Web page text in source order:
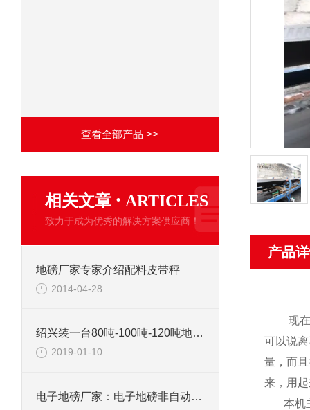
查看全部产品 >>
相关文章 · ARTICLES
致力于成为优秀的解决方案供应商！
地磅厂家专家介绍配料皮带秤
2014-04-28
绍兴装一台80吨-100吨-120吨地磅多少钱？出租是多少钱一年
2019-01-10
电子地磅厂家：电子地磅非自动电子的特点
产品
现
可以说
量，而
来，用
本机